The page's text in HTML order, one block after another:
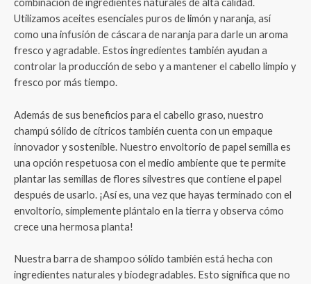
combinación de ingredientes naturales de alta calidad.
Utilizamos aceites esenciales puros de limón y naranja, así
como una infusión de cáscara de naranja para darle un aroma
fresco y agradable. Estos ingredientes también ayudan a
controlar la producción de sebo y a mantener el cabello limpio y
fresco por más tiempo.
Además de sus beneficios para el cabello graso, nuestro
champú sólido de cítricos también cuenta con un empaque
innovador y sostenible. Nuestro envoltorio de papel semilla es
una opción respetuosa con el medio ambiente que te permite
plantar las semillas de flores silvestres que contiene el papel
después de usarlo. ¡Así es, una vez que hayas terminado con el
envoltorio, simplemente plántalo en la tierra y observa cómo
crece una hermosa planta!
Nuestra barra de shampoo sólido también está hecha con
ingredientes naturales y biodegradables. Esto significa que no